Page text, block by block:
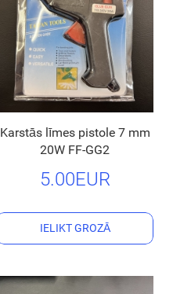
Karstās līmes pistole 7 mm
20W FF-GG2
5.00EUR
IELIKT GROZĀ